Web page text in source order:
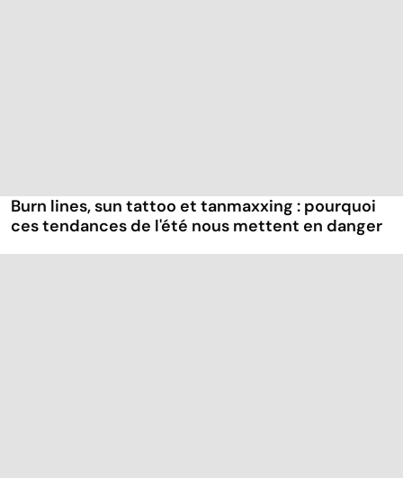
Burn lines, sun tattoo et tanmaxxing : pourquoi
ces tendances de l'été nous mettent en danger